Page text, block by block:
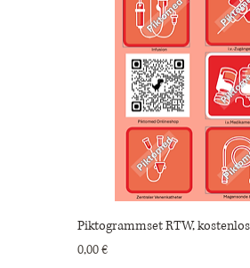
Piktogrammset RTW,
Preis
0,00 €